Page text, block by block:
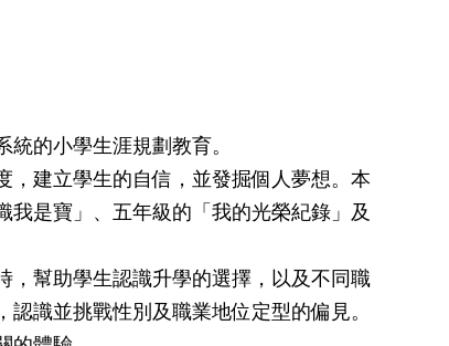
的小學生涯規劃教育。
建立學生的自信，並發掘個人夢想。本
是寶」、五年級的「我的光榮紀錄」及
幫助學生認識升學的選擇，以及不同職
識並挑戰性別及職業地位定型的偏見。